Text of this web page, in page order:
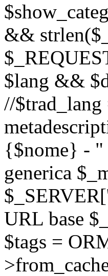
&&
$lang &&
//
{$nome} - "
generica
URL base
$tags =